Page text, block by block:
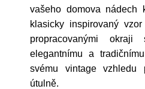
vašeho domova nádech
klasicky inspirovaný
propracovanými
elegantnímu a
svému vintage vzhledu
útulně.